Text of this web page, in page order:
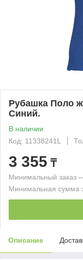
Рубашка Поло
Синий.
В наличии
Код: 11338241L
3 355 ₸
Минимальный заказ
Минимальная сумма
Описание